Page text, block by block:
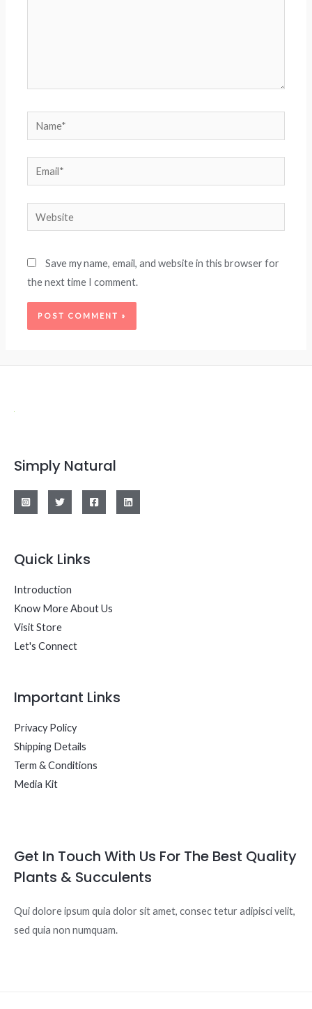
Name*
Email*
Website
Save my name, email, and website in this browser for
the next time I comment.
Simply Natural
Quick Links
Introduction
Know More About Us
Visit Store
Let's Connect
Important Links
Privacy Policy
Shipping Details
Term & Conditions
Media Kit
Get In Touch With Us For The Best Quality
Plants & Succulents
Qui dolore ipsum quia dolor sit amet, consec tetur adipisci velit,
sed quia non numquam.